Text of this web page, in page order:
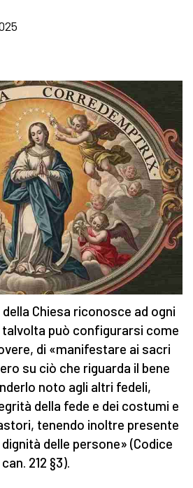
Chiesa riconosce ad ogni
può configurarsi come
di «manifestare ai sacri
su ciò che riguarda il bene
noto agli altri fedeli,
della fede e dei costumi e
tenendo inoltre presente
delle persone» (Codice
212 §3).